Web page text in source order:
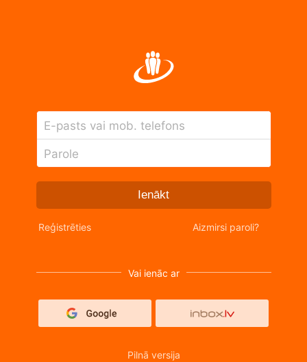
E-pasts vai mob. telefons
Parole
Ienākt
Reģistrēties Aizmirsi paroli?
Vai ienāc ar
Pilnā versija